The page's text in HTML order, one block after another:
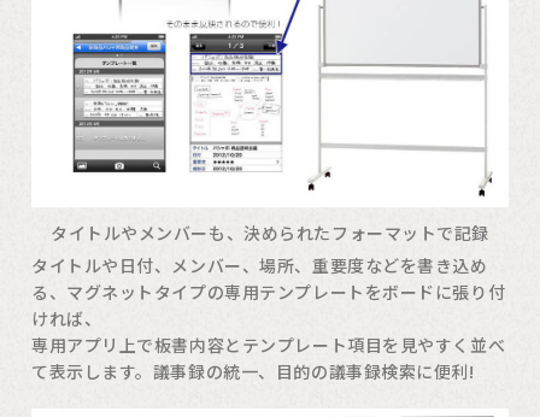
タイトルやメンバーも、決められたフォーマットで記録
タイトルや日付、メンバー、場所、重要度などを書き込め
る、マグネットタイプの専用テンプレートをボードに張り付
ければ、
専用アプリ上で板書内容とテンプレート項目を見やすく並べ
て表示します。議事録の統一、目的の議事録検索に便利!